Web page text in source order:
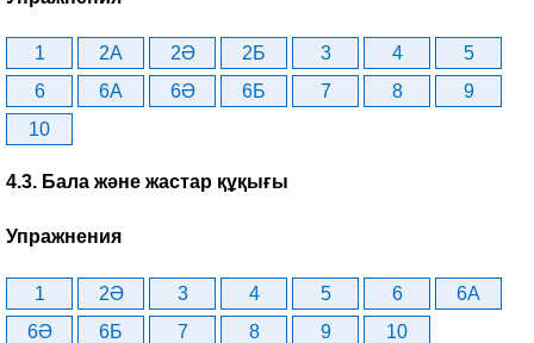
1 2A 2Ә 2Б 3 4
5
6
6A 6Ә 6Б 7 8
9
10
4.3. Бала және жастар құқығы
Упражнения
1 2Ә 3 4 5 6
6A
6Ә
6Б 7 8 9 10